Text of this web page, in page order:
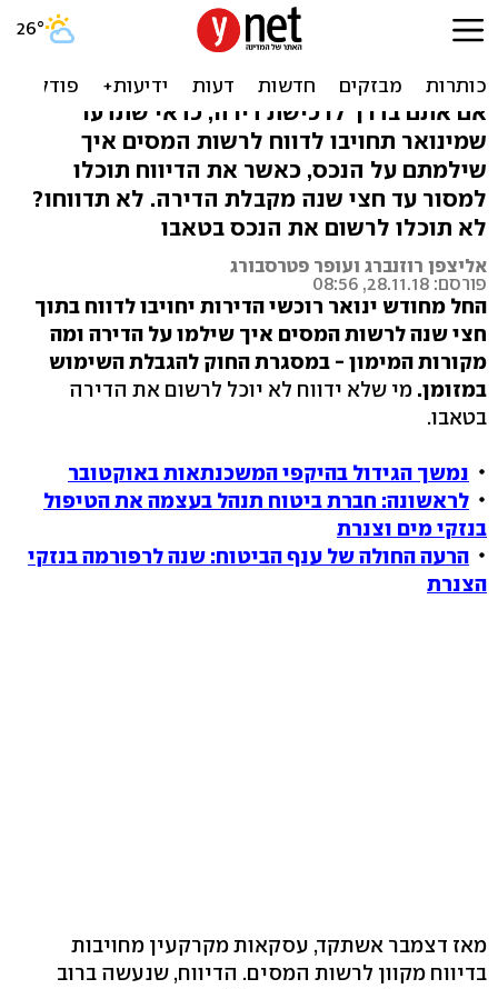
קניתם דירה? תסבירו מאיפה
אם אתם בדרך לרכישת דירה, כדאי שתדעו
שמינואר תחויבו לדווח לרשות המסים איך
שילמתם על הנכס, כאשר את הדיווח תוכלו
למסור עד חצי שנה מקבלת הדירה. לא תדווחו?
לא תוכלו לרשום את הנכס בטאבו
אליצפן רוזנברג ועופר פטרסבורג
פורסם: 28.11.18, 08:56
החל מחודש ינואר רוכשי הדירות יחויבו לדווח בתוך
חצי שנה לרשות המסים איך שילמו על הדירה ומה
מקורות המימון - במסגרת החוק להגבלת השימוש
במזומן. מי שלא ידווח לא יוכל לרשום את הדירה
בטאבו.
נמשך הגידול בהיקפי המשכנתאות באוקטובר
לראשונה: חברת ביטוח תנהל בעצמה את הטיפול
בנזקי מים וצנרת
הרעה החולה של ענף הביטוח: שנה לרפורמה בנזקי
הצנרת
מאז דצמבר אשתקד, עסקאות מקרקעין מחויבות
בדיווח מקוון לרשות המסים. הדיווח, שנעשה ברוב